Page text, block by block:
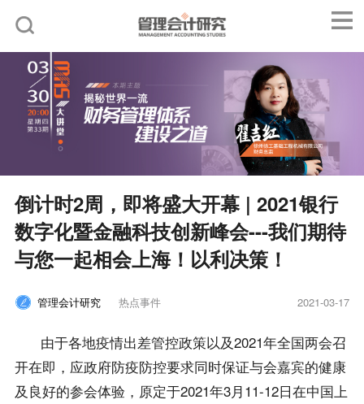
倒计时2周，即将盛大开幕 | 2021银行
数字化暨金融科技创新峰会---我们期待
与您一起相会上海！以利决策！
管理会计研究 热点事件 2021-03-17
由于各地疫情出差管控政策以及2021年全国两会召
开在即，应政府防疫防控要求同时保证与会嘉宾的健康
及良好的参会体验，原定于2021年3月11-12日在中国上